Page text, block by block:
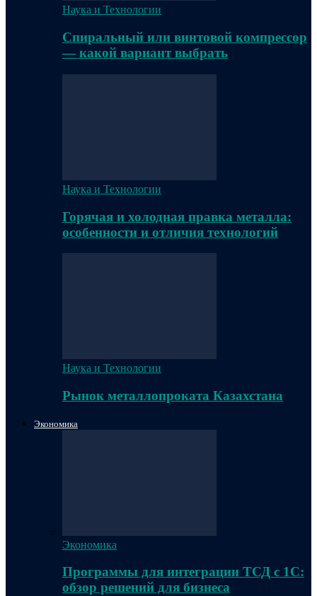
Наука и Технологии
Спиральный или винтовой компрессор
— какой вариант выбрать
Наука и Технологии
Горячая и холодная правка металла:
особенности и отличия технологий
Наука и Технологии
Рынок металлопроката Казахстана
Экономика
Экономика
Программы для интеграции ТСД с 1С:
обзор решений для бизнеса